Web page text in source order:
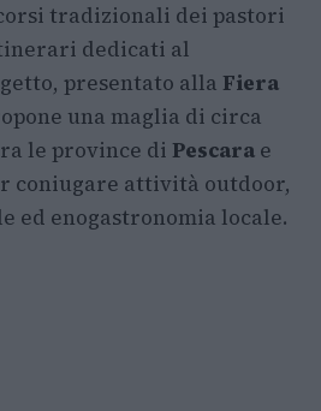
tradizionali dei pastori
dedicati al
presentato alla Fiera
una maglia di circa
le province di Pescara e
coniugare attività outdoor,
ed enogastronomia locale.